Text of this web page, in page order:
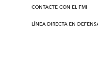
CONTACTE CON EL FMI
LÍNEA DIRECTA EN